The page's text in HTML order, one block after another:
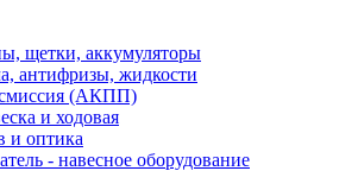
щетки, аккумуляторы
антифризы, жидкости
(АКПП)
и ходовая
и оптика
- навесное оборудование